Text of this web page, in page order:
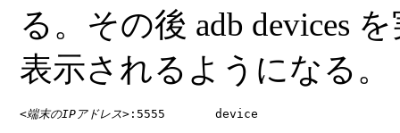
る。その後 adb devices
表示されるようになる。
<端末のIPアドレス> :5555       device